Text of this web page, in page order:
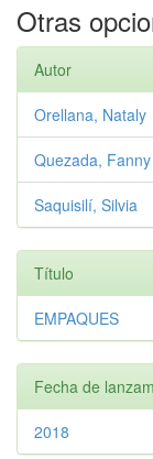
Otras
Autor
Orellana, Nataly
Quezada, Fanny
Saquisilí, Silvia
Título
EMPAQUES
Fecha de
2018